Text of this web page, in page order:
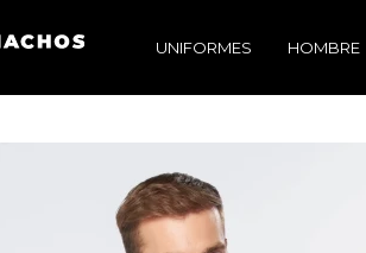
UNIFORMES HOMBRE